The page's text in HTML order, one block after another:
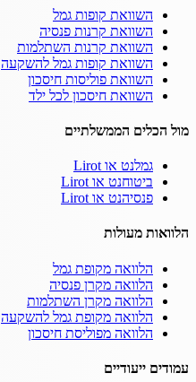
השוואת קופות גמל
השוואת קרנות פנסיה
השוואת קרנות השתלמות
השוואת קופות גמל להשקעה
השוואת פוליסות חיסכון
השוואת חיסכון לכל ילד
מול הכלים הממשלתיים
גמלנט או Lirot
ביטוחנט או Lirot
פנסיהנט או Lirot
הלוואות מעולות
הלוואה מקופת גמל
הלוואה מקרן פנסיה
הלוואה מקרן השתלמות
הלוואה מקופת גמל להשקעה
הלוואה מפוליסת חיסכון
עמודים ייעודיים